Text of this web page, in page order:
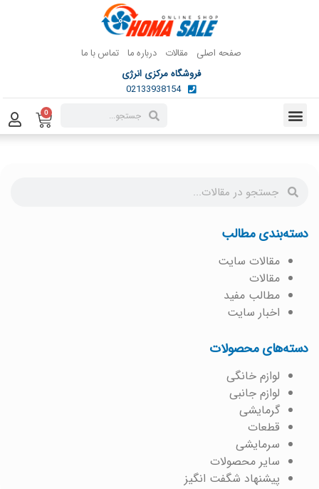
صفحه اصلی مقالات درباره ما تماس با ما
فروشگاه مرکزی انرژی
02133938154
0
دسته‌بندی مطالب
مقالات سایت
مقالات
مطالب مفید
اخبار سایت
دسته‌های محصولات
لوازم خانگی
لوازم جانبی
گرمایشی
قطعات
سرمایشی
سایر محصولات
پیشنهاد شگفت انگیز